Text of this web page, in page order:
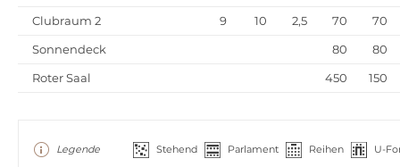
Clubraum 2
9 10 2,5 70
70
Sonnendeck
80
80
Roter Saal
450 150
Legende Stehend Parlament Reihen U-